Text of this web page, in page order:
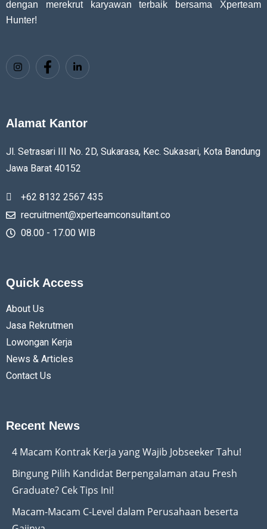
dengan merekrut karyawan terbaik bersama Xperteam
Hunter!
Alamat Kantor
Jl. Setrasari III No. 2D, Sukarasa, Kec. Sukasari, Kota Bandung
Jawa Barat 40152
+62 8132 2567 435
recruitment@xperteamconsultant.co
08.00 - 17.00 WIB
Quick Access
About Us
Jasa Rekrutmen
Lowongan Kerja
News & Articles
Contact Us
Recent News
4 Macam Kontrak Kerja yang Wajib Jobseeker Tahu!
Bingung Pilih Kandidat Berpengalaman atau Fresh
Graduate? Cek Tips Ini!
Macam-Macam C-Level dalam Perusahaan beserta